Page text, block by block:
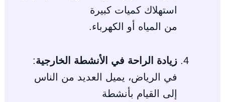
استهلاك كميات كبيرة
من المياه أو الكهرباء.
زيادة الراحة في الأنشطة الخارجية:
في الرياض، يميل العديد من الناس
إلى القيام بأنشطة